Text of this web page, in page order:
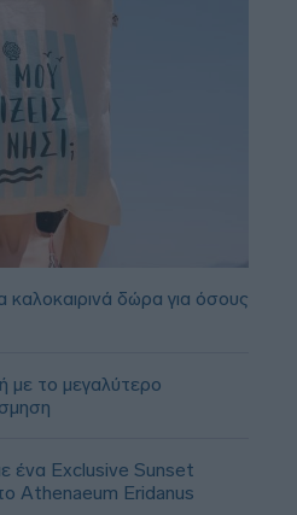
καλοκαιρινά δώρα για όσους
με το μεγαλύτερο
ένα Exclusive Sunset
Athenaeum Eridanus